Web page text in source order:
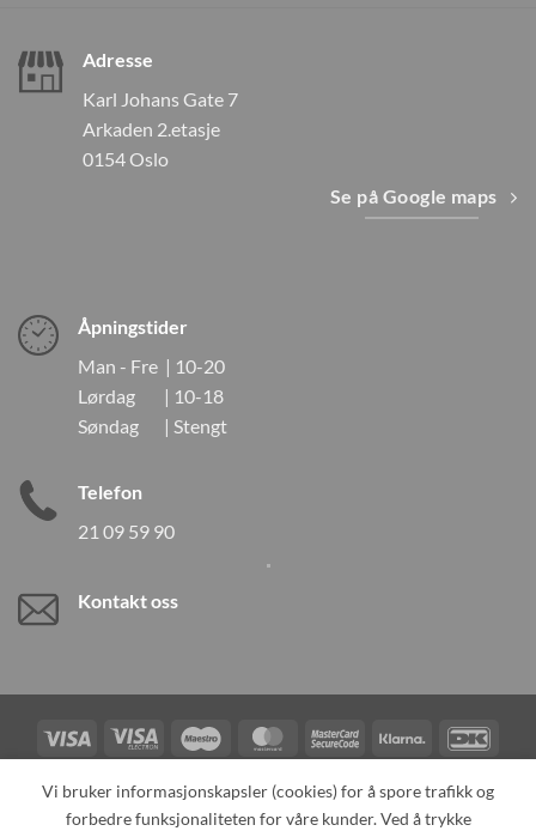
Adresse
Karl Johans Gate 7
Arkaden 2.etasje
0154 Oslo
Se på Google maps
Åpningstider
Man - Fre | 10-20
Lørdag | 10-18
Søndag | Stengt
Telefon
21 09 59 90
Kontakt oss
Visa
Visa
Electron
Maestro MasterCardMasterCard
2
Klarna
Card
TILBAKEKALLINGER KONTAKT OSS OM OSS
Vi bruker informasjonskapsler (cookies) for å spore trafikk og
forbedre funksjonaliteten for våre kunder. Ved å trykke